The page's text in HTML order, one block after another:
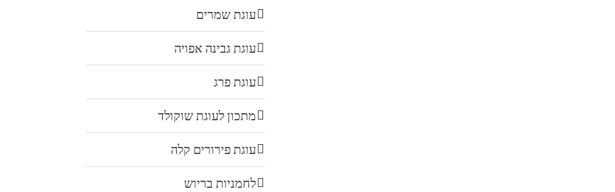
עוגת שמרים
עוגת גבינה אפויה
עוגת פרג
מתכון לעוגת שוקולד
עוגת פירורים קלה
לחמניות בריוש